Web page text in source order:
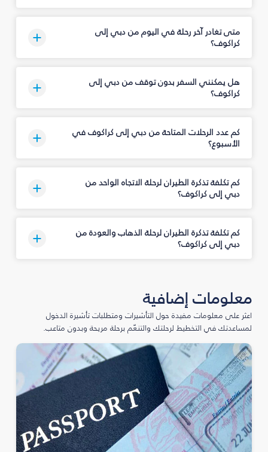
متى تغادر آخر رحلة في اليوم من دبي إلى
كراكوف؟
هل يمكنني السفر بدون توقف من دبي إلى
كراكوف؟
كم عدد الرحلات المتاحة من دبي إلى كراكوف في
الأسبوع؟
كم تكلفة تذكرة الطيران لرحلة الاتجاه الواحد من
دبي إلى كراكوف؟
كم تكلفة تذكرة الطيران لرحلة الذهاب والعودة من
دبي إلى كراكوف؟
معلومات إضافية
اعثر على معلومات مفيدة حول التأشيرات ومتطلبات تأشيرة الدخول
لمساعدتك في التخطيط لرحلتك والتنعّم برحلة مريحة وبدون متاعب.